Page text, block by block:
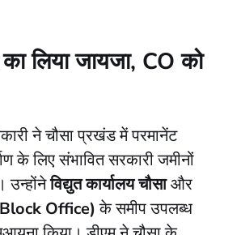
लिया जायजा, CO को
ने चौसा प्रखंड में परमानेंट
के लिए संभावित सरकारी जमीनों
उन्होंनेविद्युत कार्यालय चौसाऔर
Office)के समीप उपलब्ध